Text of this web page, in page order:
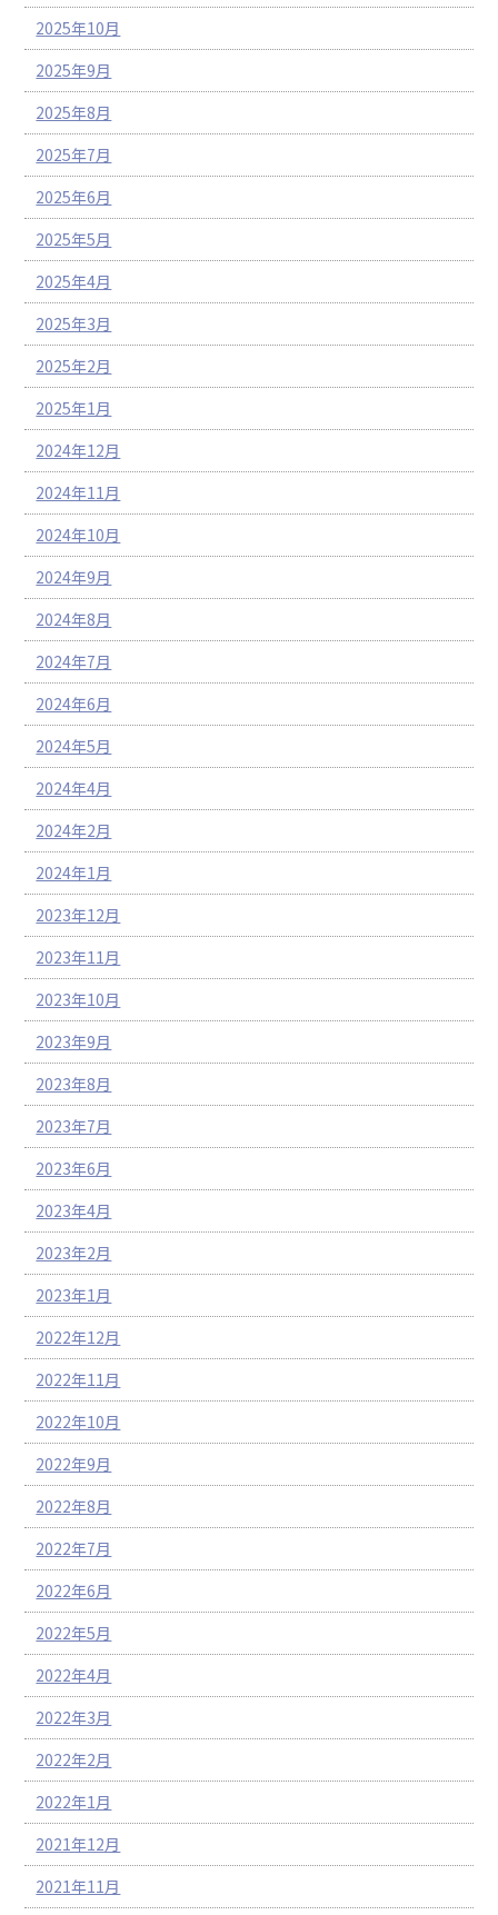
2025年10月
2025年9月
2025年8月
2025年7月
2025年6月
2025年5月
2025年4月
2025年3月
2025年2月
2025年1月
2024年12月
2024年11月
2024年10月
2024年9月
2024年8月
2024年7月
2024年6月
2024年5月
2024年4月
2024年2月
2024年1月
2023年12月
2023年11月
2023年10月
2023年9月
2023年8月
2023年7月
2023年6月
2023年4月
2023年2月
2023年1月
2022年12月
2022年11月
2022年10月
2022年9月
2022年8月
2022年7月
2022年6月
2022年5月
2022年4月
2022年3月
2022年2月
2022年1月
2021年12月
2021年11月